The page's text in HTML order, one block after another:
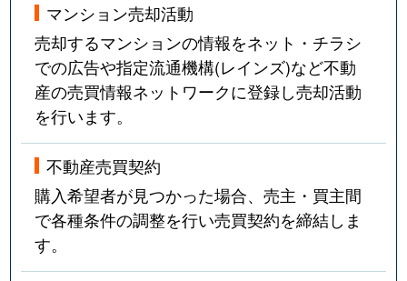
マンション売却活動
売却するマンションの情報をネット・チラシ
での広告や指定流通機構(レインズ)など不動
産の売買情報ネットワークに登録し売却活動
を行います。
不動産売買契約
購入希望者が見つかった場合、売主・買主間
で各種条件の調整を行い売買契約を締結しま
す。